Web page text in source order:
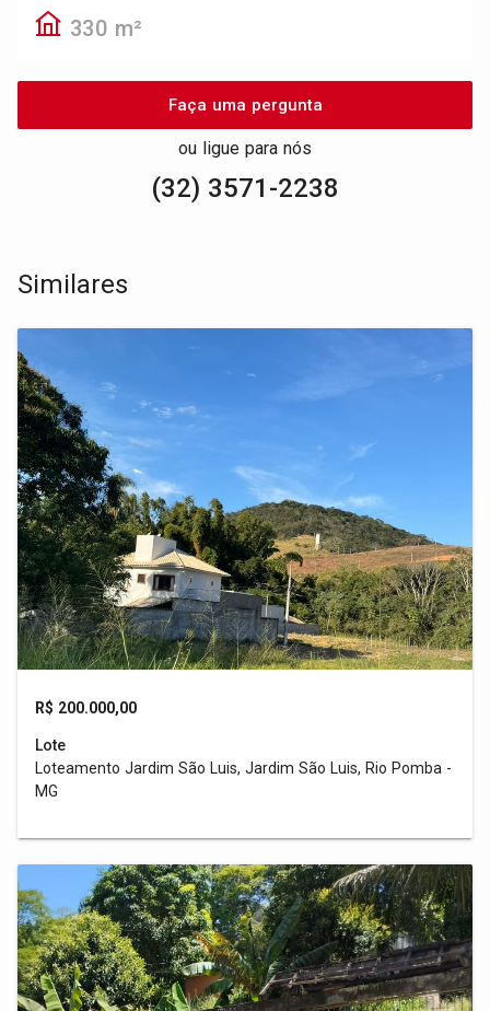
330 m²
Faça uma pergunta
ou ligue para nós
(32) 3571-2238
Similares
R$ 200.000,00
Lote
Loteamento Jardim São Luis, Jardim São Luis, Rio Pomba -
MG